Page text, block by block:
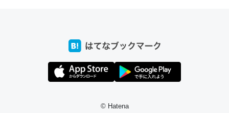
ちぼちRingも置こうかと画策中。あと、Googleマップで
これ見て生きてるなって分かる。
─たまにLINEするくらいだった遠方の父67歳と僕。ITツール導入で
© Hatena